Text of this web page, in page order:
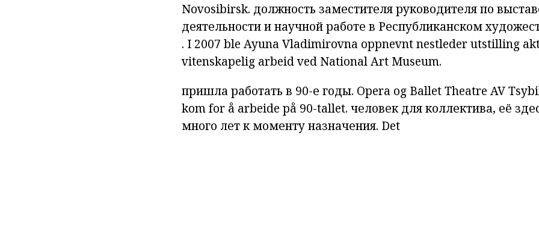
Novosibirsk. должность заместителяруководителяпо
деятельностиинаучнойработе в Республиканском
. I 2007 ble Ayuna Vladimirovna oppnevntnestlederutstilling
vitenskapelig arbeidved NationalArt Museum.
пришла работать в 90-е годы. Opera og Ballet Theatre AV
kom for å arbeide på 90-tallet. человек для коллектива, её
много лет к моменту назначения. Det